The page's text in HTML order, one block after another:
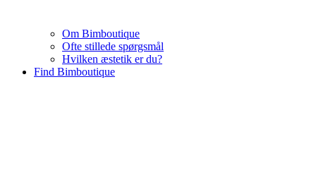
Om Bimboutique
Ofte stillede spørgsmål
Hvilken æstetik er du?
Find Bimboutique